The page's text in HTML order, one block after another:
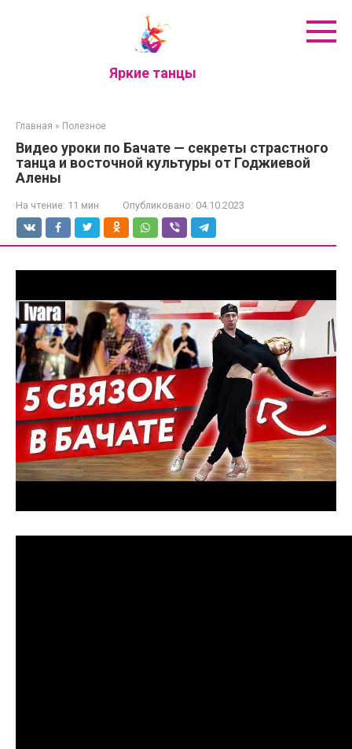
Яркие танцы
Главная » Полезное
Видео уроки по Бачате — секреты страстного
танца и восточной культуры от Годжиевой
Алены
На чтение: 11 мин Опубликовано: 04.10.2023